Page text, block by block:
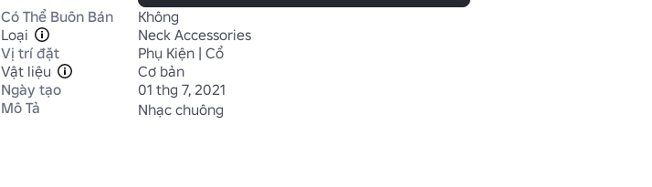
Có Thể Buôn Bán
Không
Loại
Neck Accessories
Vị trí đặt
Phụ Kiện | Cổ
Vật liệu
Cơ bản
Ngày tạo
01 thg 7, 2021
Mô Tả
Nhạc chuông